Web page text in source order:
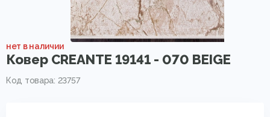
нет в наличии
Ковер CREANTE 19141 - 070 BEIGE
Код товара: 23757